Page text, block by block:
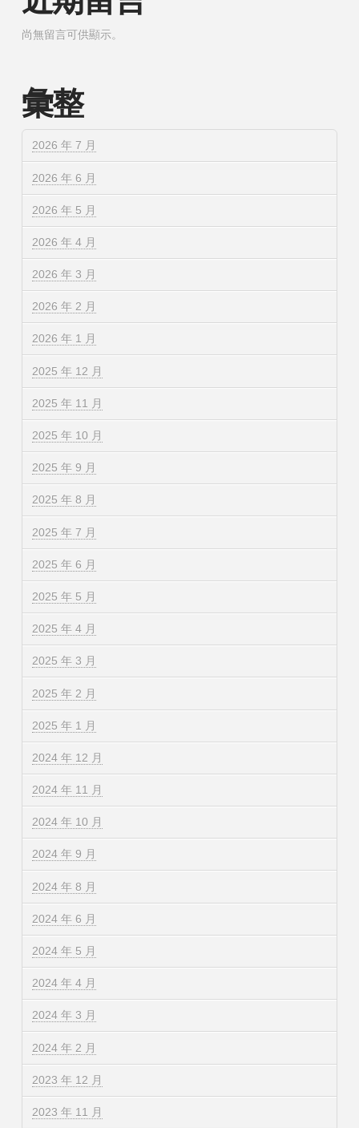
尚無留言可供顯示。
彙整
2026 年 7 月
2026 年 6 月
2026 年 5 月
2026 年 4 月
2026 年 3 月
2026 年 2 月
2026 年 1 月
2025 年 12 月
2025 年 11 月
2025 年 10 月
2025 年 9 月
2025 年 8 月
2025 年 7 月
2025 年 6 月
2025 年 5 月
2025 年 4 月
2025 年 3 月
2025 年 2 月
2025 年 1 月
2024 年 12 月
2024 年 11 月
2024 年 10 月
2024 年 9 月
2024 年 8 月
2024 年 6 月
2024 年 5 月
2024 年 4 月
2024 年 3 月
2024 年 2 月
2023 年 12 月
2023 年 11 月